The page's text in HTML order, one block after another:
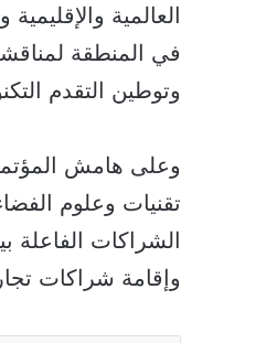
العالمية
في المنطقة
وتوطين التقدم
تقنيات وعلوم
الشراكات الفاعلة
وإقامة شراكات